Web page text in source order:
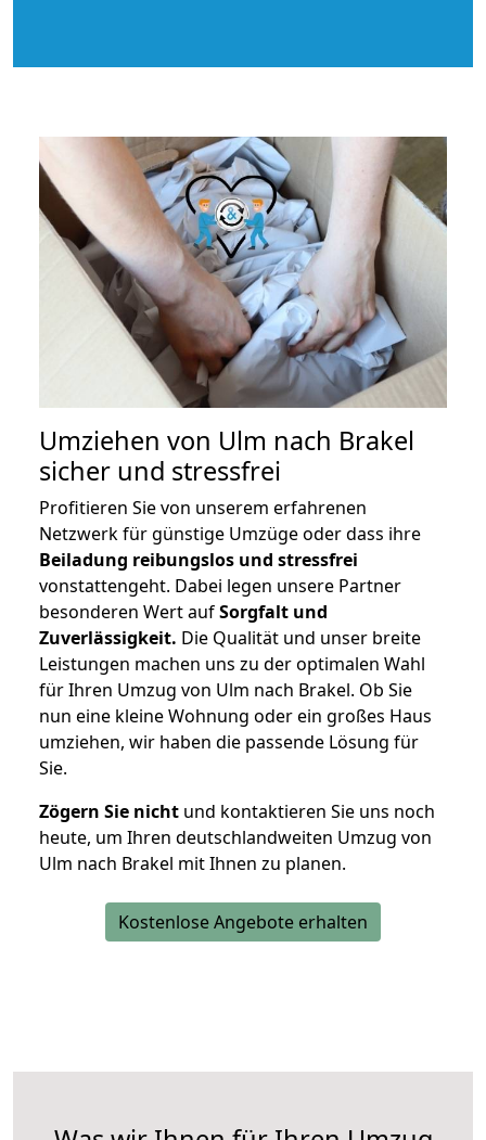
Umziehen von Ulm nach Brakel
sicher und stressfrei
Profitieren Sie von unserem erfahrenen
Netzwerk für günstige Umzüge oder dass ihre
Beiladung reibungslos und stressfrei
vonstattengeht. Dabei legen unsere Partner
besonderen Wert aufSorgfalt und
Zuverlässigkeit. Die Qualität und unser breite
Leistungen machen uns zu der optimalen Wahl
für Ihren Umzug von Ulm nach Brakel. Ob Sie
nun eine kleine Wohnung oder ein großes Haus
umziehen, wir haben die passende Lösung für
Sie.
Zögern Sie nicht und kontaktieren Sie uns noch
heute, um Ihren deutschlandweiten Umzug von
Ulm nach Brakel mit Ihnen zu planen.
Kostenlose Angebote erhalten